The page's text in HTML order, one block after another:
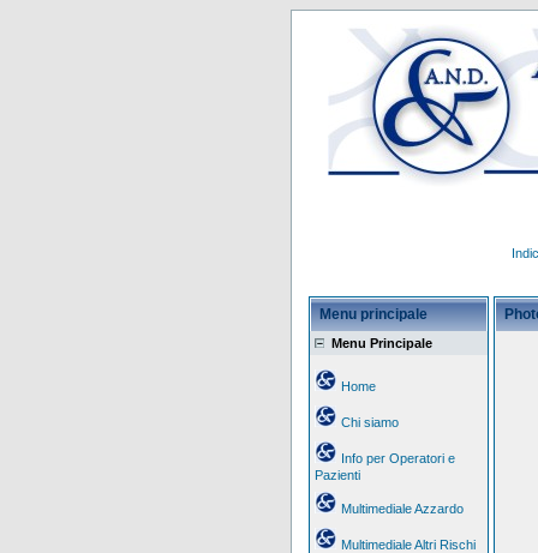
Menu principale
Menu Principale
Home
Chi siamo
Info per Operatori e
Pazienti
Multimediale Azzardo
Multimediale Altri Rischi